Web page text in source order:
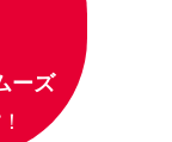
ーズ
！